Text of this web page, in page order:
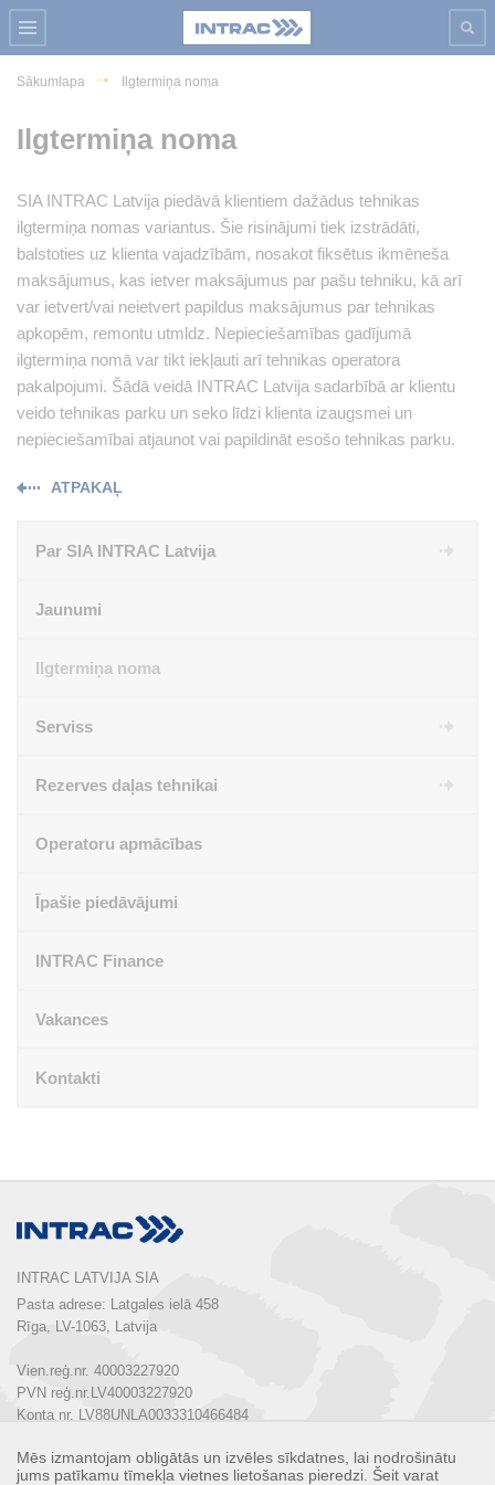
Sākumlapa Ilgtermiņa noma
Ilgtermiņa noma
SIA INTRAC Latvija piedāvā klientiem dažādus tehnikas
ilgtermiņa nomas variantus. Šie risinājumi tiek izstrādāti,
balstoties uz klienta vajadzībām, nosakot fiksētus ikmēneša
maksājumus, kas ietver maksājumus par pašu tehniku, kā arī
var ietvert/vai neietvert papildus maksājumus par tehnikas
apkopēm, remontu utmldz. Nepieciešamības gadījumā
ilgtermiņa nomā var tikt iekļauti arī tehnikas operatora
pakalpojumi. Šādā veidā INTRAC Latvija sadarbībā ar klientu
veido tehnikas parku un seko līdzi klienta izaugsmei un
nepieciešamībai atjaunot vai papildināt esošo tehnikas parku.
ATPAKAĻ
Par SIA INTRAC Latvija
Jaunumi
Ilgtermiņa noma
Serviss
Rezerves daļas tehnikai
Operatoru apmācības
Īpašie piedāvājumi
INTRAC Finance
Vakances
Kontakti
INTRAC LATVIJA SIA
Pasta adrese: Latgales ielā 458
Rīga, LV-1063, Latvija
Vien.reģ.nr. 40003227920
PVN reģ.nr.LV40003227920
Konta nr. LV88UNLA0033310466484
Tālrunis: + 371 67 803 700
E-pasts: info@intrac.lv
Mēs izmantojam obligātās un izvēles sīkdatnes, lai nodrošinātu
jums patīkamu tīmekļa vietnes lietošanas pieredzi. Šeit varat